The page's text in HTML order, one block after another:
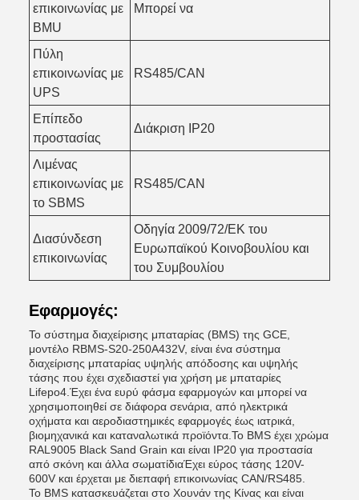
επικοινωνίας με
BMU
Μπορεί να
Πύλη
επικοινωνίας με
UPS
RS485/CAN
Επίπεδο
προστασίας
Διάκριση IP20
Λιμένας
επικοινωνίας με
το SBMS
RS485/CAN
Διασύνδεση
επικοινωνίας
Οδηγία 2009/72/ΕΚ του
Ευρωπαϊκού Κοινοβουλίου και
του Συμβουλίου
Εφαρμογές:
Το σύστημα διαχείρισης μπαταρίας (BMS) της GCE,
μοντέλο RBMS-S20-250A432V, είναι ένα σύστημα
διαχείρισης μπαταρίας υψηλής απόδοσης και υψηλής
τάσης που έχει σχεδιαστεί για χρήση με μπαταρίες
Lifepo4.Έχει ένα ευρύ φάσμα εφαρμογών και μπορεί να
χρησιμοποιηθεί σε διάφορα σενάρια, από ηλεκτρικά
οχήματα και αεροδιαστημικές εφαρμογές έως ιατρικά,
βιομηχανικά και καταναλωτικά προϊόντα.Το BMS έχει χρώμα
RAL9005 Black Sand Grain και είναι IP20 για προστασία
από σκόνη και άλλα σωματίδιαΈχει εύρος τάσης 120V-
600V και έρχεται με διεπαφή επικοινωνίας CAN/RS485.
Το BMS κατασκευάζεται στο Χουνάν της Κίνας και είναι